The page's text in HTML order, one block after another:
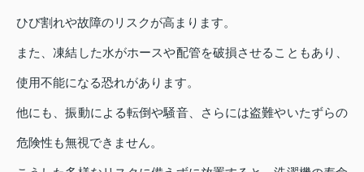
ひび割れや故障のリスクが高まります。
また、凍結した水がホースや配管を破損させることもあり、
使用不能になる恐れがあります。
他にも、振動による転倒や騒音、さらには盗難やいたずらの
危険性も無視できません。